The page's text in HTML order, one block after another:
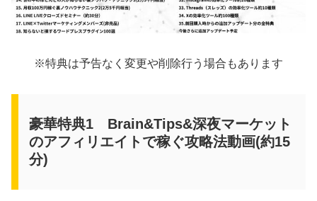
※特典は予告なく変更や削除行う場合もあります
豪華特典1 Brain&Tips&深夜マーケット
のアフィリエイトで稼ぐ攻略法動画(約15
分)